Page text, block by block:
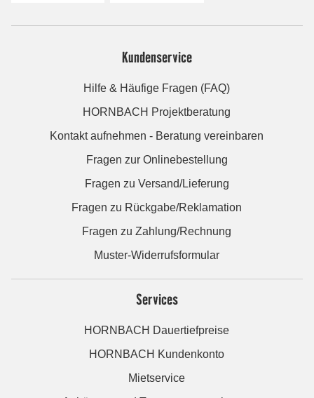
Kundenservice
Hilfe & Häufige Fragen (FAQ)
HORNBACH Projektberatung
Kontakt aufnehmen - Beratung vereinbaren
Fragen zur Onlinebestellung
Fragen zu Versand/Lieferung
Fragen zu Rückgabe/Reklamation
Fragen zu Zahlung/Rechnung
Muster-Widerrufsformular
Services
HORNBACH Dauertiefpreise
HORNBACH Kundenkonto
Mietservice